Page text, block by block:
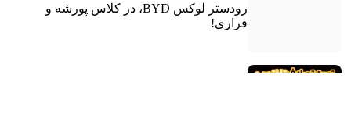
رودستر لوکس BYD، در کلاس پورشه و
فراری!